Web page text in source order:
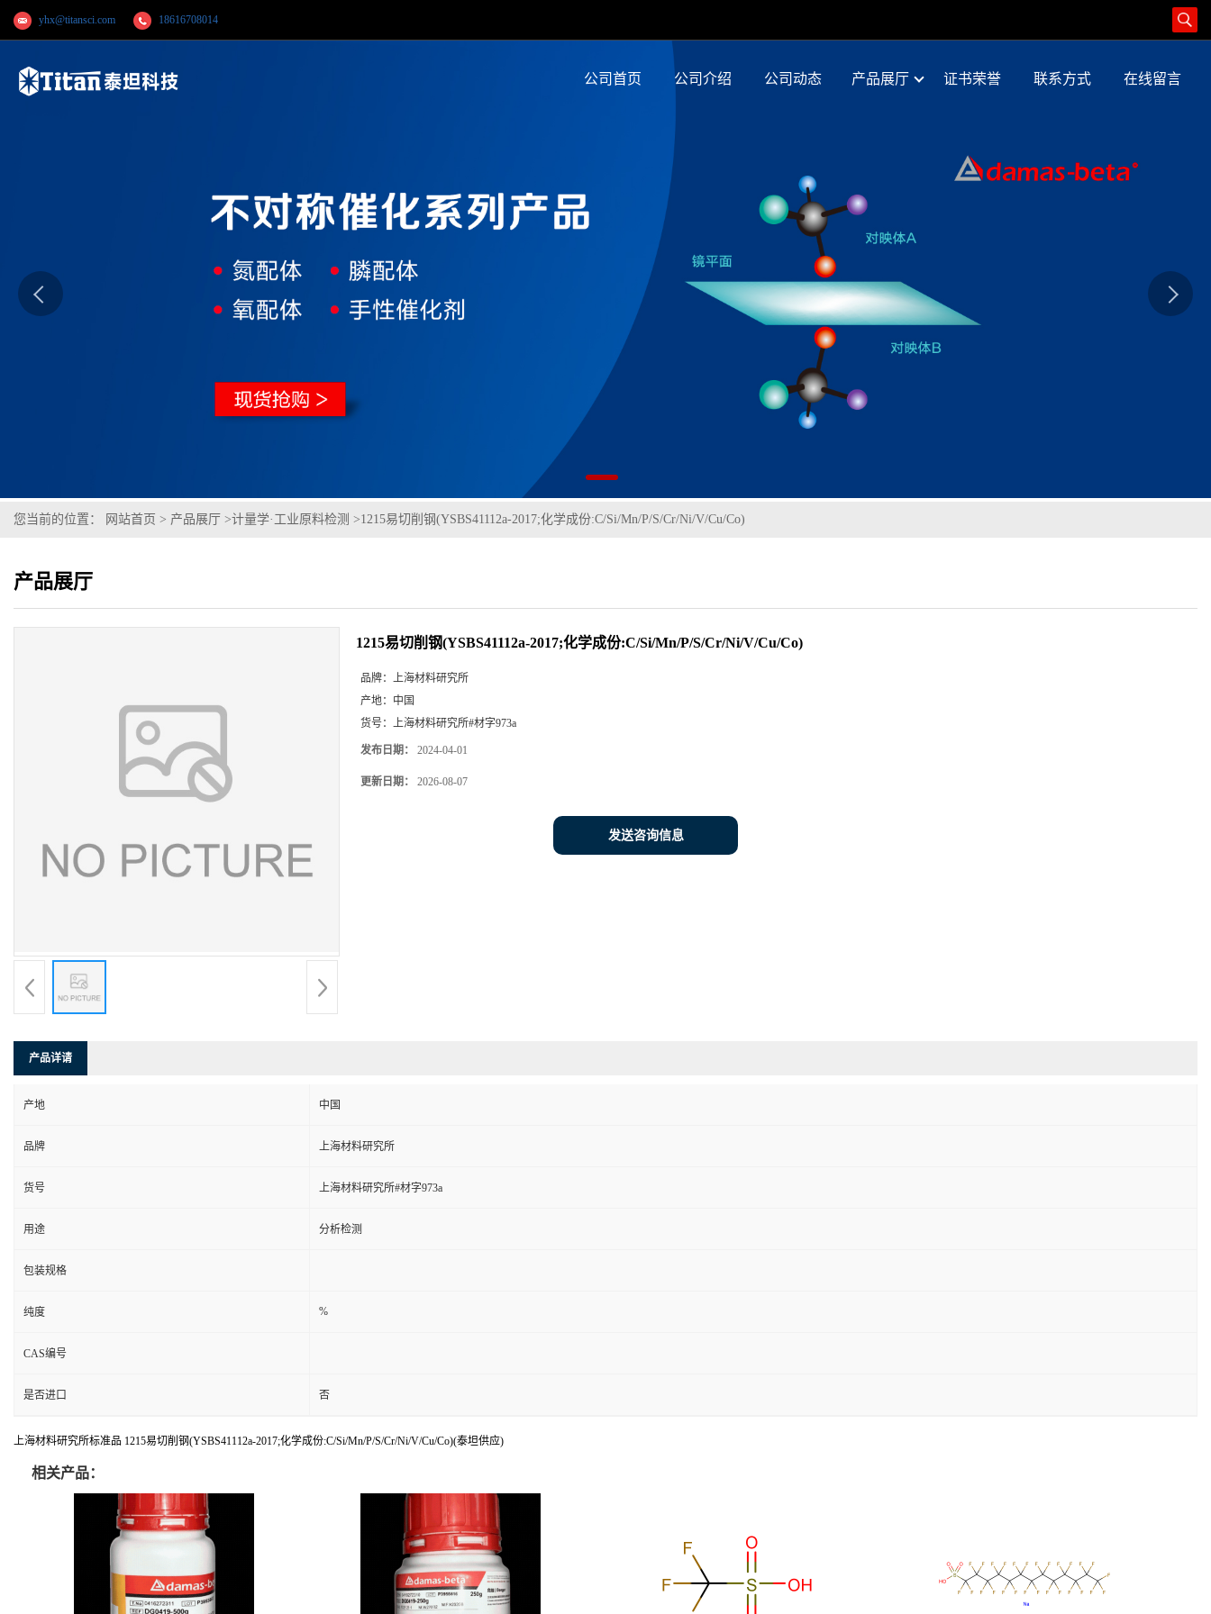
yhx@titansci.com 18616708014
公司首页 公司介绍 公司动态 产品展厅 证书荣誉 联系方式 在线留言
您当前的位置： 网站首页 > 产品展厅 >计量学·工业原料检测 >1215易切削钢(YSBS41112a-2017;化学成份:C/Si/Mn/P/S/Cr/Ni/V/Cu/Co)
产品展厅
1215易切削钢(YSBS41112a-2017;化学成份:C/Si/Mn/P/S/Cr/Ni/V/Cu/Co)
品牌：
上海材料研究所
产地： 中国
货号：
上海材料研究所#材字973a
发布日期： 2024-04-01
更新日期： 2026-08-07
发送咨询信息
产品详请
产地 中国
品牌 上海材料研究所
货号 上海材料研究所#材字973a
用途 分析检测
包装规格
纯度 %
CAS编号
是否进口 否
上海材料研究所标准品 1215易切削钢(YSBS41112a-2017;化学成份:C/Si/Mn/P/S/Cr/Ni/V/Cu/Co)(泰坦供应)
相关产品：